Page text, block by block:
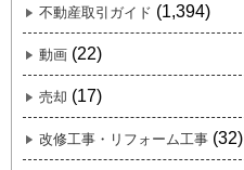
不動産取引ガイド (1,394)
動画 (22)
売却 (17)
改修工事・リフォーム工事 (32)